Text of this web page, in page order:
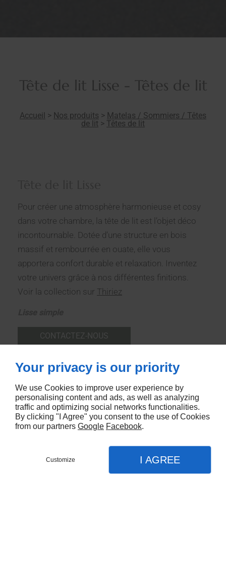
Tête de lit Lisse - Têtes de lit
Accueil > Nos produits > Matelas / Sommiers / Têtes
de lit > Têtes de lit
Pour créer une atmosphère harmonieuse et cosy
dans votre chambre, la tête de lit est l’objet déco
incontournable. Dotée d’une structure en bois
massif et rembourrée en ouate, elle vous
apportera confort durable et relaxation. Inventez
votre univers grâce à nos différentes finitions.
Voir la collection sur Thiriez
CONTACTEZ-NOUS
Your privacy is our priority
We use Cookies to improve user experience by
personalising content and ads, as well as analyzing
traffic and optimizing social networks functionalities.
By clicking "I Agree" you consent to the use of Cookies
from our partners Google Facebook.
Customize I AGREE